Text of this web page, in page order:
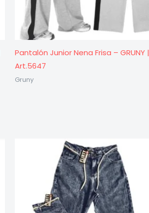
Pantalón Junior Nena Frisa – GRUNY |
Art.5647
Gruny